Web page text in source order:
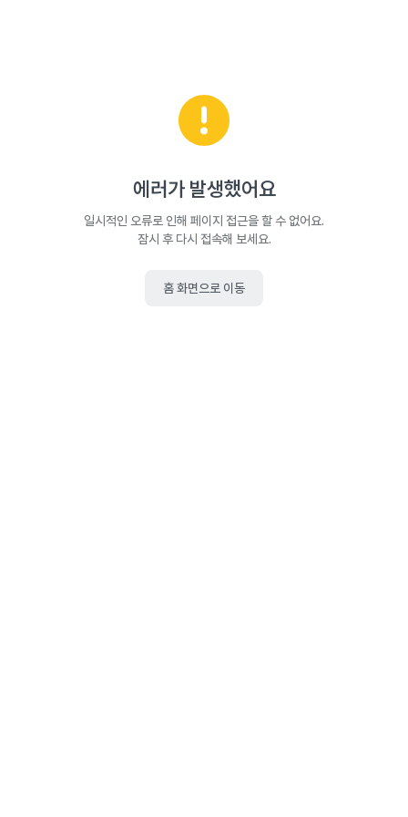
에러가 발생했어요
일시적인 오류로 인해 페이지 접근을 할 수 없어요.
잠시 후 다시 접속해 보세요.
홈 화면으로 이동